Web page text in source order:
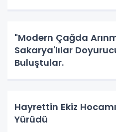
"Modern Çağda
Sakarya'lılar
Buluştular.
Hayrettin Ekiz
Yürüdü